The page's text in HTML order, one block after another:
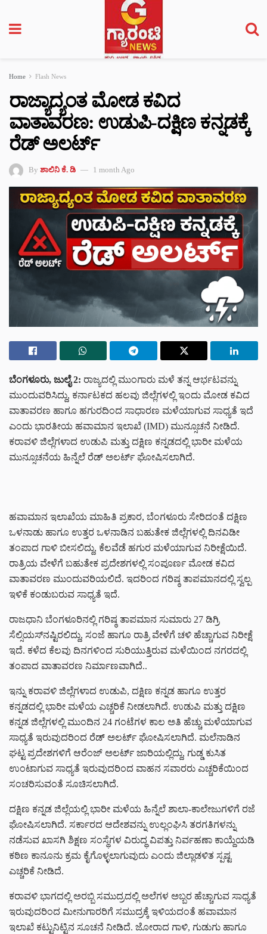
Home Flash News
ರಾಜ್ಯಾದ್ಯಂತ ಮೋಡ ಕವಿದ
ವಾತಾವರಣ: ಉಡುಪಿ-ದಕ್ಷಿಣ ಕನ್ನಡಕ್ಕೆ
ರೆಡ್ ಅಲರ್ಟ್
By ಶಾಲಿನಿ ಕೆ. ಡಿ 1 month Ago
ಬೆಂಗಳೂರು, ಜುಲೈ 2: ರಾಜ್ಯದಲ್ಲಿ ಮುಂಗಾರು ಮಳೆ ತನ್ನ ಆರ್ಭಟವನ್ನು
ಮುಂದುವರಿಸಿದ್ದು, ಕರ್ನಾಟಕದ ಹಲವು ಜಿಲ್ಲೆಗಳಲ್ಲಿ ಇಂದು ಮೋಡ ಕವಿದ
ವಾತಾವರಣ ಹಾಗೂ ಹಗುರದಿಂದ ಸಾಧಾರಣ ಮಳೆಯಾಗುವ ಸಾಧ್ಯತೆ ಇದೆ
ಎಂದು ಭಾರತೀಯ ಹವಾಮಾನ ಇಲಾಖೆ (IMD) ಮುನ್ಸೂಚನೆ ನೀಡಿದೆ.
ಕರಾವಳಿ ಜಿಲ್ಲೆಗಳಾದ ಉಡುಪಿ ಮತ್ತು ದಕ್ಷಿಣ ಕನ್ನಡದಲ್ಲಿ ಭಾರೀ ಮಳೆಯ
ಮುನ್ಸೂಚನೆಯ ಹಿನ್ನೆಲೆ ರೆಡ್ ಅಲರ್ಟ್ ಘೋಷಿಸಲಾಗಿದೆ.
ಹವಾಮಾನ ಇಲಾಖೆಯ ಮಾಹಿತಿ ಪ್ರಕಾರ, ಬೆಂಗಳೂರು ಸೇರಿದಂತೆ ದಕ್ಷಿಣ
ಒಳನಾಡು ಹಾಗೂ ಉತ್ತರ ಒಳನಾಡಿನ ಬಹುತೇಕ ಜಿಲ್ಲೆಗಳಲ್ಲಿ ದಿನವಿಡೀ
ತಂಪಾದ ಗಾಳಿ ಬೀಸಲಿದ್ದು, ಕೆಲವೆಡೆ ಹಗುರ ಮಳೆಯಾಗುವ ನಿರೀಕ್ಷೆಯಿದೆ.
ರಾತ್ರಿಯ ವೇಳೆಗೆ ಬಹುತೇಕ ಪ್ರದೇಶಗಳಲ್ಲಿ ಸಂಪೂರ್ಣ ಮೋಡ ಕವಿದ
ವಾತಾವರಣ ಮುಂದುವರಿಯಲಿದೆ. ಇದರಿಂದ ಗರಿಷ್ಠ ತಾಪಮಾನದಲ್ಲಿ ಸ್ವಲ್ಪ
ಇಳಿಕೆ ಕಂಡುಬರುವ ಸಾಧ್ಯತೆ ಇದೆ.
ರಾಜಧಾನಿ ಬೆಂಗಳೂರಿನಲ್ಲಿ ಗರಿಷ್ಠ ತಾಪಮಾನ ಸುಮಾರು 27 ಡಿಗ್ರಿ
ಸೆಲ್ಸಿಯಸ್‌ನಷ್ಟಿರಲಿದ್ದು, ಸಂಜೆ ಹಾಗೂ ರಾತ್ರಿ ವೇಳೆಗೆ ಚಳಿ ಹೆಚ್ಚಾಗುವ ನಿರೀಕ್ಷೆ
ಇದೆ. ಕಳೆದ ಕೆಲವು ದಿನಗಳಿಂದ ಸುರಿಯುತ್ತಿರುವ ಮಳೆಯಿಂದ ನಗರದಲ್ಲಿ
ತಂಪಾದ ವಾತಾವರಣ ನಿರ್ಮಾಣವಾಗಿದೆ..
ಇನ್ನು ಕರಾವಳಿ ಜಿಲ್ಲೆಗಳಾದ ಉಡುಪಿ, ದಕ್ಷಿಣ ಕನ್ನಡ ಹಾಗೂ ಉತ್ತರ
ಕನ್ನಡದಲ್ಲಿ ಭಾರೀ ಮಳೆಯ ಎಚ್ಚರಿಕೆ ನೀಡಲಾಗಿದೆ. ಉಡುಪಿ ಮತ್ತು ದಕ್ಷಿಣ
ಕನ್ನಡ ಜಿಲ್ಲೆಗಳಲ್ಲಿ ಮುಂದಿನ 24 ಗಂಟೆಗಳ ಕಾಲ ಅತಿ ಹೆಚ್ಚು ಮಳೆಯಾಗುವ
ಸಾಧ್ಯತೆ ಇರುವುದರಿಂದ ರೆಡ್ ಅಲರ್ಟ್ ಘೋಷಿಸಲಾಗಿದೆ. ಮಲೆನಾಡಿನ
ಘಟ್ಟ ಪ್ರದೇಶಗಳಿಗೆ ಆರೆಂಜ್ ಅಲರ್ಟ್ ಜಾರಿಯಲ್ಲಿದ್ದು, ಗುಡ್ಡ ಕುಸಿತ
ಉಂಟಾಗುವ ಸಾಧ್ಯತೆ ಇರುವುದರಿಂದ ವಾಹನ ಸವಾರರು ಎಚ್ಚರಿಕೆಯಿಂದ
ಸಂಚರಿಸುವಂತೆ ಸೂಚಿಸಲಾಗಿದೆ.
ದಕ್ಷಿಣ ಕನ್ನಡ ಜಿಲ್ಲೆಯಲ್ಲಿ ಭಾರೀ ಮಳೆಯ ಹಿನ್ನೆಲೆ ಶಾಲಾ-ಕಾಲೇಜುಗಳಿಗೆ ರಜೆ
ಘೋಷಿಸಲಾಗಿದೆ. ಸರ್ಕಾರದ ಆದೇಶವನ್ನು ಉಲ್ಲಂಘಿಸಿ ತರಗತಿಗಳನ್ನು
ನಡೆಸುವ ಖಾಸಗಿ ಶಿಕ್ಷಣ ಸಂಸ್ಥೆಗಳ ವಿರುದ್ಧ ವಿಪತ್ತು ನಿರ್ವಹಣಾ ಕಾಯ್ದೆಯಡಿ
ಕಠಿಣ ಕಾನೂನು ಕ್ರಮ ಕೈಗೊಳ್ಳಲಾಗುವುದು ಎಂದು ಜಿಲ್ಲಾಡಳಿತ ಸ್ಪಷ್ಟ
ಎಚ್ಚರಿಕೆ ನೀಡಿದೆ.
ಕರಾವಳಿ ಭಾಗದಲ್ಲಿ ಅರಬ್ಬಿ ಸಮುದ್ರದಲ್ಲಿ ಅಲೆಗಳ ಅಬ್ಬರ ಹೆಚ್ಚಾಗುವ ಸಾಧ್ಯತೆ
ಇರುವುದರಿಂದ ಮೀನುಗಾರರಿಗೆ ಸಮುದ್ರಕ್ಕೆ ಇಳಿಯದಂತೆ ಹವಾಮಾನ
ಇಲಾಖೆ ಕಟ್ಟುನಿಟ್ಟಿನ ಸೂಚನೆ ನೀಡಿದೆ. ಜೋರಾದ ಗಾಳಿ, ಗುಡುಗು ಹಾಗೂ